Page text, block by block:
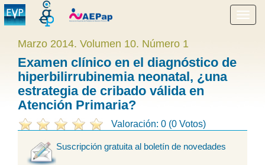
menú
Marzo 2014. Volumen 10. Número 1
Examen clínico en el diagnóstico de
hiperbilirrubinemia neonatal, ¿una
estrategia de cribado válida en
Atención Primaria?
Valoración: 0 (0 Votos)
Suscripción gratuita al boletín de novedades